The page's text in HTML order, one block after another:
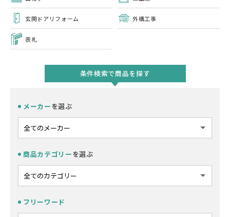
玄関ドアリフォーム 外構工事
表札
条件検索で商品を探す
メーカーを選ぶ
商品カテゴリーを選ぶ
フリーワード